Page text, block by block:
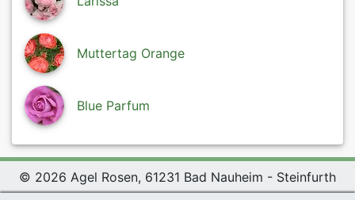
Muttertag Orange
Blue Parfum
© 2026 Agel Rosen, 61231 Bad Nauheim - Steinfurth